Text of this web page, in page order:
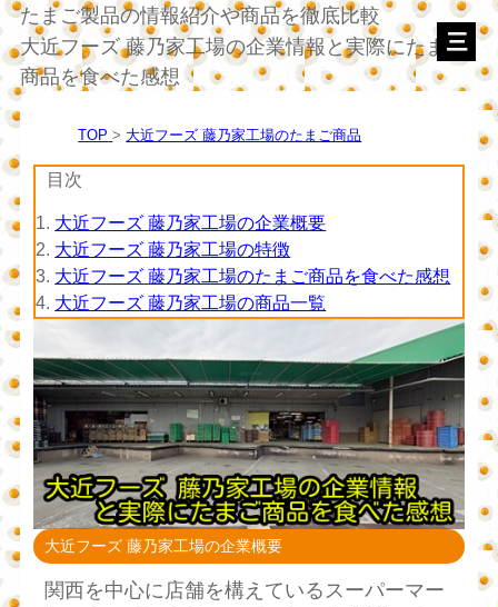
たまご製品の情報紹介や商品を徹底比較
大近フーズ 藤乃家工場の企業情報と実際にたまご
商品を食べた感想
TOP 大近フーズ 藤乃家工場のたまご商品
目次
1. 大近フーズ 藤乃家工場の企業概要
2. 大近フーズ 藤乃家工場の特徴
3. 大近フーズ 藤乃家工場のたまご商品を食べた感想
4. 大近フーズ 藤乃家工場の商品一覧
大近フーズ 藤乃家工場の企業概要
関西を中心に店舗を構えているスーパーマー